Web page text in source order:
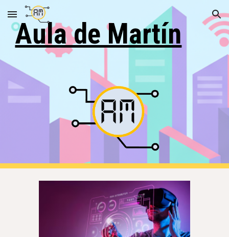
Skip to main content Skip to navigation
Aula de Martín